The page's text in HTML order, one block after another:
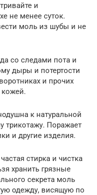
и
не менее суток.
моль из шубы и не
со следами пота и
дыры и потертости
и прочих
кожей.
к натуральной
трикотажу. Поражает
и другие изделия.
стирка и чистка
хранить грязные
секрета моль
одежду, висящую по